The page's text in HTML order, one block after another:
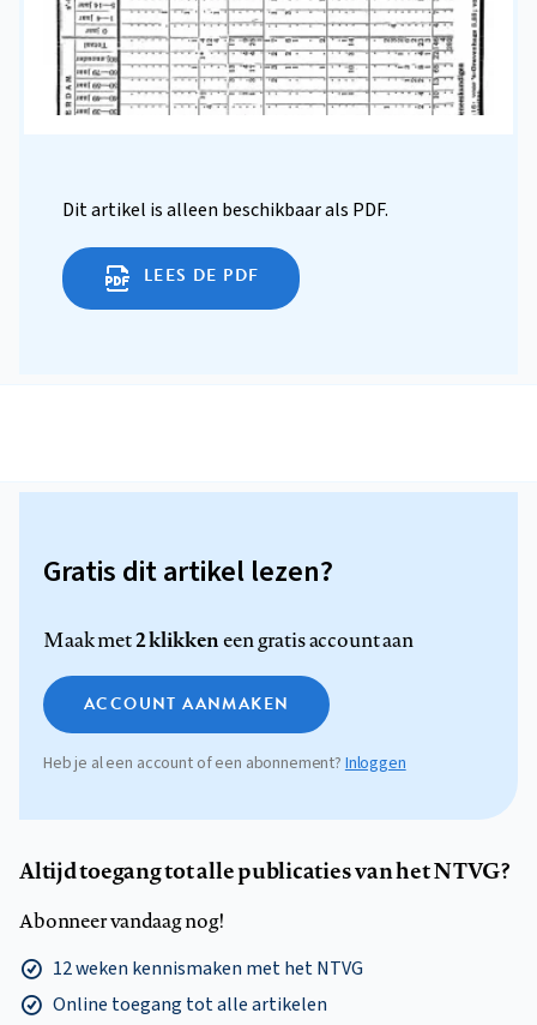
Dit artikel is alleen beschikbaar als PDF.
LEES DE PDF
Gratis dit artikel lezen?
Maak met2 klikkeneen gratis account aan
ACCOUNT AANMAKEN
Heb je al een account of een abonnement? Inloggen
Altijd toegang tot alle publicaties van het NTVG?
Abonneer vandaag nog!
12 weken kennismaken met het NTVG
Online toegang tot alle artikelen